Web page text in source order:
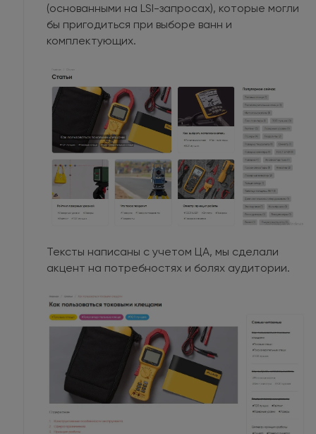
(основанными на LSI-запросах), которые могли
бы пригодиться при выборе ванн и
комплектующих.
Тексты написаны с учетом ЦА, мы сделали
акцент на потребностях и болях аудитории.